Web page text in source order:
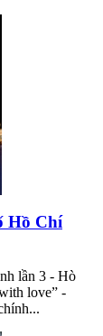
Hồ Chí
lần 3 - Hò
love” -